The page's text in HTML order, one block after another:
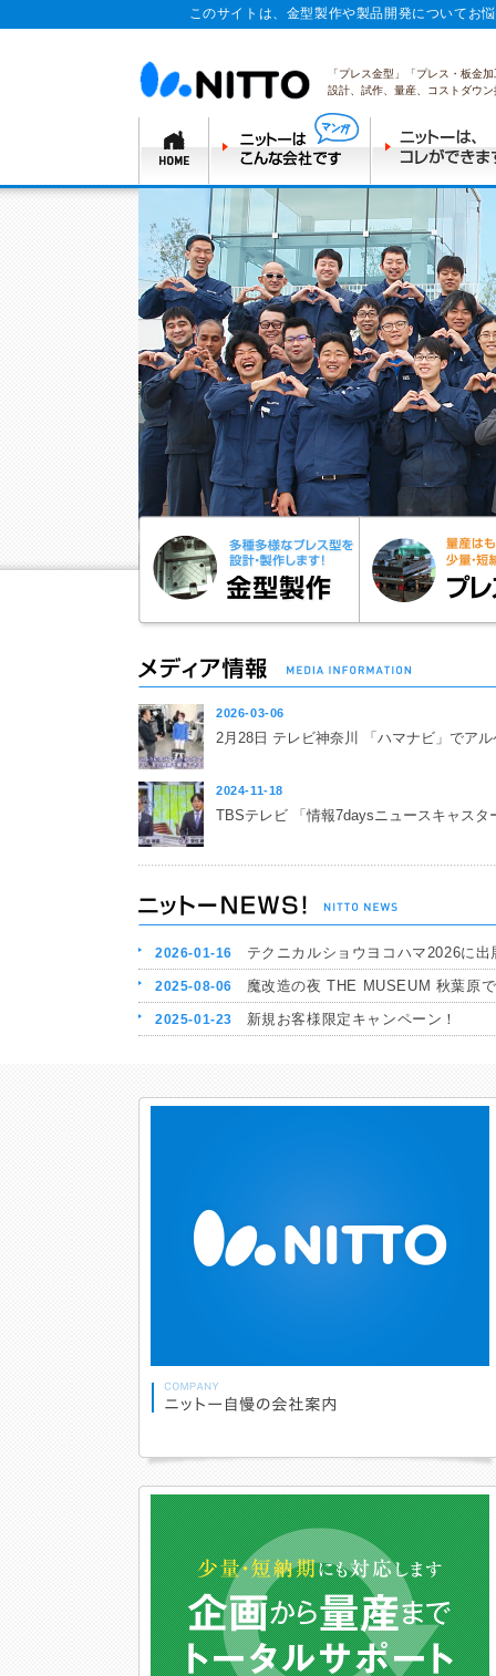
このサイトは、金型製作や製品開発についてお
「プレス金型」「プレス・板金
設計、試作、量産、コストダウ
2026-03-06
2月28日 テレビ神奈川 「ハマナビ」でア
2024-11-18
TBSテレビ 「情報7daysニュースキャスタ
2026-01-16 テクニカルショウヨコハマ2026に
2025-08-06 魔改造の夜 THE MUSEUM 秋葉原
2025-01-23 新規お客様限定キャンペーン！